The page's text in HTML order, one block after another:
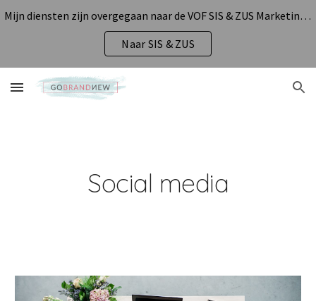
Skip to main content
Mijn diensten zijn overgegaan naar de VOF SIS & ZUS Marketing | Events! Graag help ik je vanuit daar verder.
Naar SIS & ZUS
Social media